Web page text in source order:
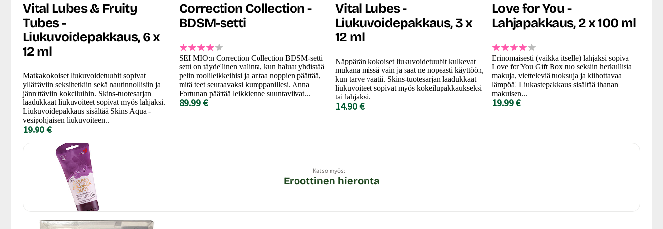
Vital Lubes & Fruity
Tubes -
Liukuvoidepakkaus, 6 x
12 ml
Matkakokoiset liukuvoidetuubit sopivat
yllättäviin seksihetkiin sekä nautinnollisiin ja
jännittäviin kokeiluihin. Skins-tuotesarjan
laadukkaat liukuvoiteet sopivat myös lahjaksi.
Liukuvoidepakkaus sisältää Skins Aqua -
vesipohjaisen liukuvoiteen...
19.90 €
Correction Collection -
BDSM-setti
SEI MIO:n Correction Collection BDSM-setti
setti on täydellinen valinta, kun haluat yhdistää
pelin roolileikkeihisi ja antaa noppien päättää,
mitä teet seuraavaksi kumppanillesi. Anna
Fortunan päättää leikkienne suuntaviivat...
89.99 €
Vital Lubes -
Liukuvoidepakkaus, 3 x
12 ml
Näppärän kokoiset liukuvoidetuubit kulkevat
mukana missä vain ja saat ne nopeasti käyttöön,
kun tarve vaatii. Skins-tuotesarjan laadukkaat
liukuvoiteet sopivat myös kokeilupakkaukseksi
tai lahjaksi.
14.90 €
Love for You -
Lahjapakkaus, 2 x 100 ml
Erinomaisesti (vaikka itselle) lahjaksi sopiva
Love for You Gift Box tuo seksiin herkullisia
makuja, vietteleviä tuoksuja ja kiihottavaa
lämpöä! Liukastepakkaus sisältää ihanan
makuisen...
19.99 €
Katso myös:
Eroottinen hieronta